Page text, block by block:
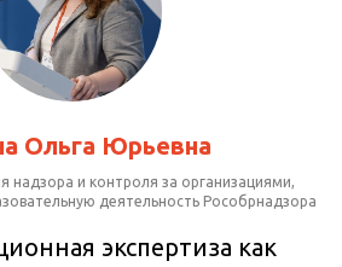
Ольга Юрьевна
надзора и контроля за организациями,
деятельность Рособрнадзора
экспертиза как